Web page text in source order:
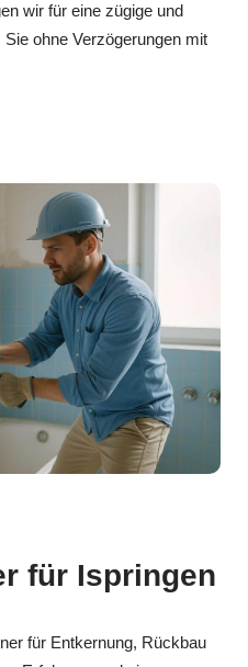
wir für eine zügige und
ohne Verzögerungen mit
für Ispringen
für Entkernung, Rückbau